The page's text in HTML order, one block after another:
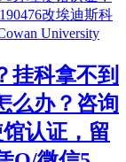
挂科拿不到
么办？咨询
认证，留